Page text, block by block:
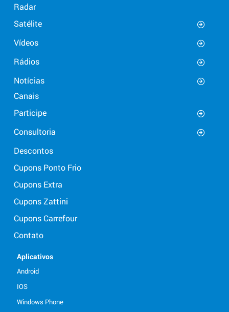
Radar
Satélite
Vídeos
Rádios
Notícias
Canais
Participe
Consultoria
Descontos
Cupons Ponto Frio
Cupons Extra
Cupons Zattini
Cupons Carrefour
Contato
Aplicativos
Android
IOS
Windows Phone